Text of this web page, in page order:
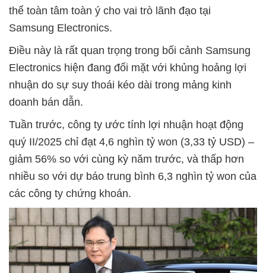
thể toàn tâm toàn ý cho vai trò lãnh đạo tại
Samsung Electronics.
Điều này là rất quan trọng trong bối cảnh Samsung
Electronics hiện đang đối mặt với khủng hoảng lợi
nhuận do sự suy thoái kéo dài trong mảng kinh
doanh bán dẫn.
Tuần trước, công ty ước tính lợi nhuận hoạt động
quý II/2025 chỉ đạt 4,6 nghìn tỷ won (3,33 tỷ USD) –
giảm 56% so với cùng kỳ năm trước, và thấp hơn
nhiều so với dự báo trung bình 6,3 nghìn tỷ won của
các công ty chứng khoán.